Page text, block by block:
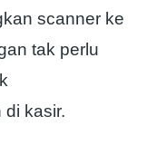
scanner ke
tak perlu
kasir.